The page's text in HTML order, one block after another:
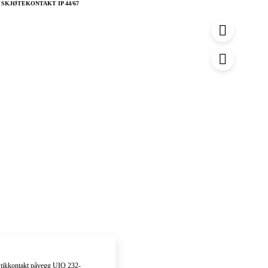
SKJØTEKONTAKT IP 44/67
påvegg UIQ 232-
r
v